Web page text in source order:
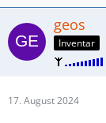
geos
Inventar
17. August 2024